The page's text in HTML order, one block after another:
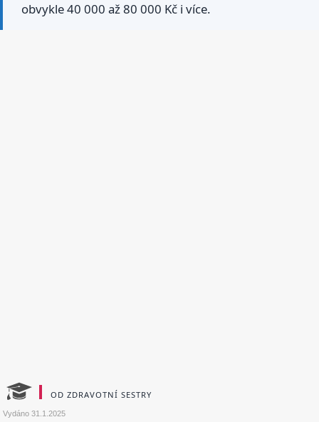
obvykle 40 000 až 80 000 Kč i více.
OD ZDRAVOTNÍ SESTRY
Vydáno31.1.2025